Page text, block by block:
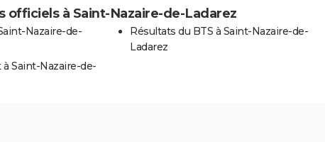
officiels à Saint-Nazaire-de-Ladarez
Nazaire-de-
Saint-Nazaire-de-
Résultats du BTS à Saint-Nazaire-de-
Ladarez